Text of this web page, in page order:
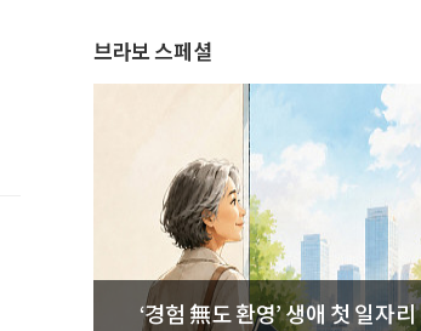
브라보 스페셜
‘경험 無도 환영’ 생애 첫 일자리 도전 설